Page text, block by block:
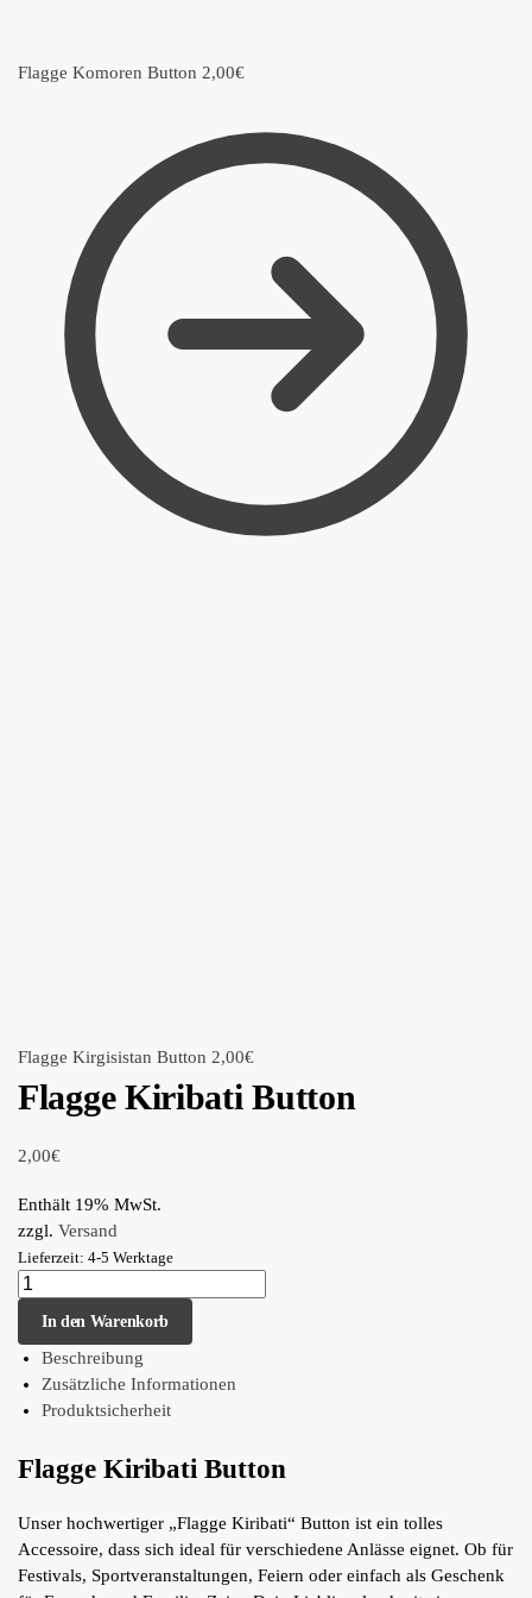
Flagge Komoren Button 2,00€
Flagge Kirgisistan Button 2,00€
Flagge Kiribati Button
2,00€
Enthält 19% MwSt.
zzgl. Versand
Lieferzeit: 4-5 Werktage
In den Warenkorb
Beschreibung
Zusätzliche Informationen
Produktsicherheit
Flagge Kiribati Button
Unser hochwertiger „Flagge Kiribati“ Button ist ein tolles
Accessoire, dass sich ideal für verschiedene Anlässe eignet. Ob für
Festivals, Sportveranstaltungen, Feiern oder einfach als Geschenk